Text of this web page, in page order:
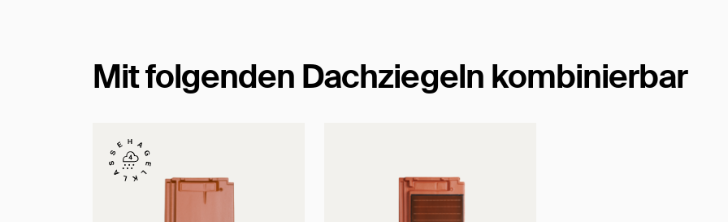
Mit folgenden Dachziegeln kombinierbar